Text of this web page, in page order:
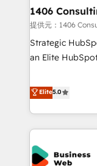
simplify
innovation into real impact. 🌍
since 2012 •
150+
AI and HubSpot.
1406
提供元：1406
Strategic
an Elite
We don't just
own it, then stay to
CRM
Data & Content
Team
Custom Integrations
Elite5.0